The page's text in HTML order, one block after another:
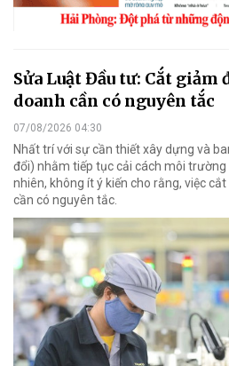
Sửa Luật Đầu tư: Cắt
doanh cần có nguyên tắc
07/08/2026 04:30
Nhất trí với sự cần thiết xây dựng và
đổi) nhằm tiếp tục cải cách môi
nhiên, không ít ý kiến cho rằng, việc
cần có nguyên tắc.